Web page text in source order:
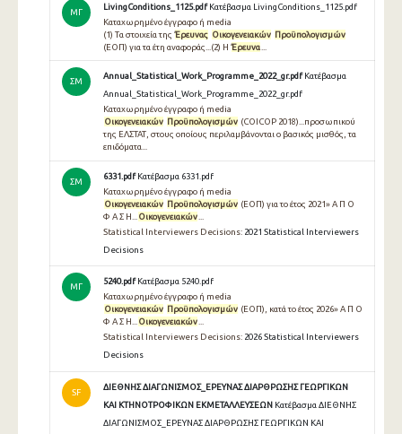
ΜΓ
LivingConditions_1125.pdf Κατέβασμα LivingConditions_1125.pdf
Καταχωρημένο έγγραφο ή media
(1) Τα στοιχεία της Έρευνας Οικογενειακών Προϋπολογισμών
(ΕΟΠ) για τα έτη αναφοράς...(2) Η Έρευνα
ΣΜ
Annual_Statistical_Work_Programme_2022_gr.pdf Κατέβασμα
Annual_Statistical_Work_Programme_2022_gr.pdf
Καταχωρημένο έγγραφο ή media
Οικογενειακών Προϋπολογισμών (COICOP 2018)...προσωπικού
της ΕΛΣΤΑΤ, στους οποίους περιλαμβάνονται ο βασικός μισθός, τα
επιδόματα...
ΣΜ
6331.pdf Κατέβασμα 6331.pdf
Καταχωρημένο έγγραφο ή media
Οικογενειακών Προϋπολογισμών (ΕΟΠ) για το έτος 2021» Α Π Ο
Φ Α Σ Η...
Οικογενειακών
Statistical Interviewers Decisions: 2021 Statistical Interviewers
Decisions
ΜΓ
5240.pdf Κατέβασμα 5240.pdf
Καταχωρημένο έγγραφο ή media
Οικογενειακών Προϋπολογισμών (ΕΟΠ), κατά το έτος 2026» Α Π Ο
Φ Α Σ Η... Οικογενειακών...
Statistical Interviewers Decisions: 2026 Statistical Interviewers
Decisions
SF
ΔΙΕΘΝΗΣ ΔΙΑΓΩΝΙΣΜΟΣ_ΕΡΕΥΝΑΣ ΔΙΑΡΘΡΩΣΗΣ ΓΕΩΡΓΙΚΩΝ
ΚΑΙ ΚΤΗΝΟΤΡΟΦΙΚΩΝ ΕΚΜΕΤΑΛΛΕΥΣΕΩΝ Κατέβασμα ΔΙΕΘΝΗΣ
ΔΙΑΓΩΝΙΣΜΟΣ_ΕΡΕΥΝΑΣ ΔΙΑΡΘΡΩΣΗΣ ΓΕΩΡΓΙΚΩΝ ΚΑΙ